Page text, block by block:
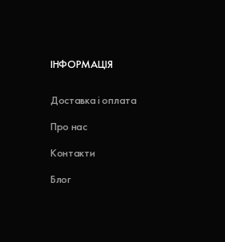
ІНФОРМАЦІЯ
Доставка і оплата
Про нас
Контакти
Блог